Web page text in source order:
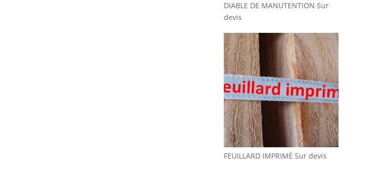
DIABLE DE MANUTENTION Sur
devis
FEUILLARD IMPRIMÉ Sur devis